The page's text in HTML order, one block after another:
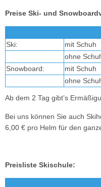
Preise Ski- und
Ski:
mit Schuh
ohne
Snowboard:
mit Schuh
ohne
Ab dem 2 Tag gibt’s
Bei uns können Sie auch
6,00 € pro Helm für den
Preisliste Skischule: